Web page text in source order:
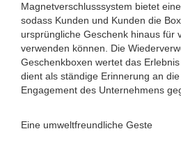
Magnetverschlusssystem bietet
sodass Kunden und Kunden die
ursprüngliche Geschenk hinaus für
verwenden können. Die
Geschenkboxen wertet das
dient als ständige Erinnerung an
Engagement des Unternehmens
Eine umweltfreundliche Geste